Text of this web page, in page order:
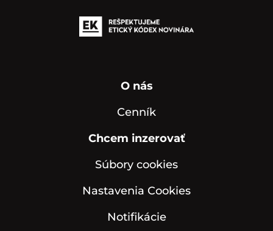
O nás
Cenník
Chcem inzerovať
Súbory cookies
Nastavenia Cookies
Notifikácie